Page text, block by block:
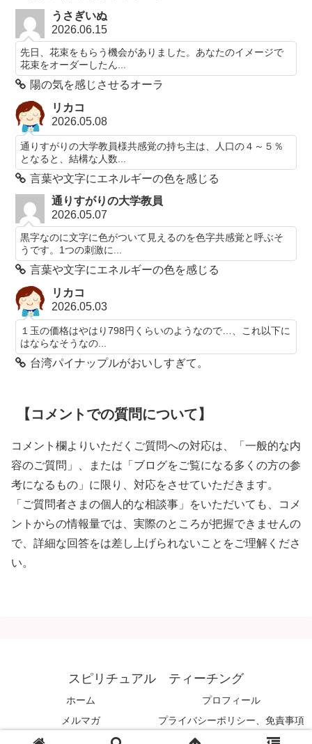
うさぎいぬ
2026.06.15
先日、花束をもらう機会がありました。あなたのイメージで
花束をオーダーしたん...
陽の気を感じさせるオーラ
リカコ
2026.05.08
通りすがりの大学教員様共感覚の持ち主は、人口の４～５％
となると、結構な人数...
言葉や文字にエネルギーの色を感じる
通りすがりの大学教員
2026.05.07
黒字なのに文字に色がついて見えるのを色字共感覚と呼ぶそ
うです。1つの刺激に...
言葉や文字にエネルギーの色を感じる
リカコ
2026.05.03
１玉の価格はやはり798円くらいのようなので…、これ以下に
はならなそうなの...
台湾パイナップルがおいしすぎて。
【コメントでの質問について】
コメント欄よりいただくご質問への対応は、「一般的な内
容のご質問」、または「ブログをご覧になる多くの方の参
考になるもの」に限り、対応をさせていただきます。
「ご質問者さまの個人的な相談事」をいただいても、コメ
ントからの情報量では、実際のところが把握できませんの
で、詳細な回答をは差し上げられないことをご理解くださ
い。
スピリチュアル ティーチング
ホーム
プロフィール
メルマガ
プライバシーポリシー、免責事項